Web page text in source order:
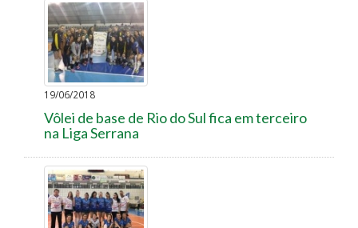
19/06/2018
Vôlei de base de Rio do Sul fica em terceiro
na Liga Serrana